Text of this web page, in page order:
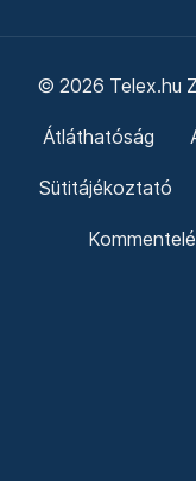
© 2026 Telex.hu
Átláthatóság
Sütitájékoztató